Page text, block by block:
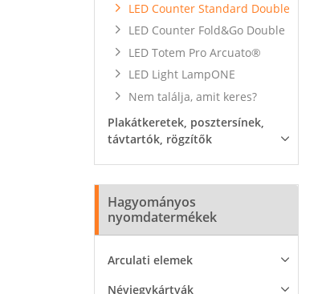
LED Counter Standard Double
LED Counter Fold&Go Double
LED Totem Pro Arcuato®
LED Light LampONE
Nem találja, amit keres?
Plakátkeretek, posztersínek,
távtartók, rögzítők
Hagyományos
nyomdatermékek
Arculati elemek
Névjegykártyák